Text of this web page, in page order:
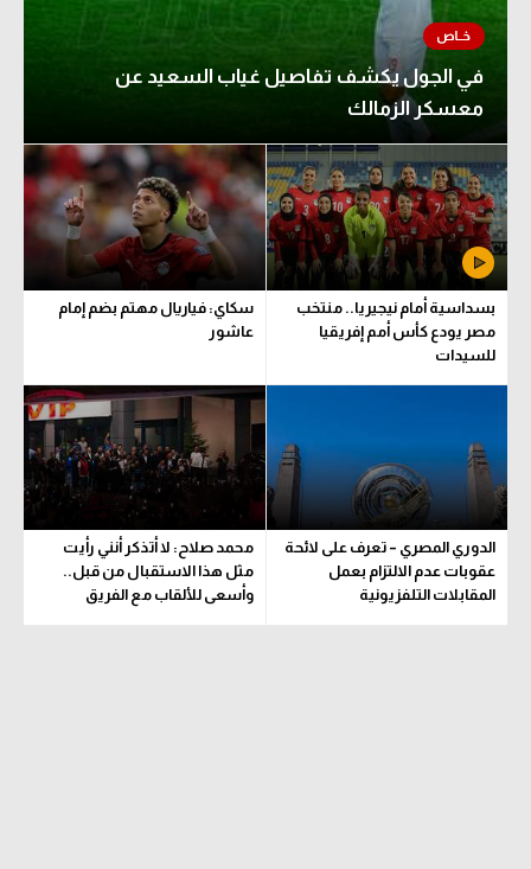
في الجول يكشف تفاصيل غياب السعيد عن
معسكر الزمالك
بسداسية أمام نيجيريا.. منتخب
مصر يودع كأس أمم إفريقيا
للسيدات
سكاي: فياريال مهتم بضم إمام
عاشور
الدوري المصري – تعرف على لائحة
عقوبات عدم الالتزام بعمل
المقابلات التلفزيونية
محمد صلاح: لا أتذكر أنني رأيت
مثل هذا الاستقبال من قبل..
وأسعى للألقاب مع الفريق